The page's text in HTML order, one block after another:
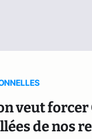
veut forcer
de nos